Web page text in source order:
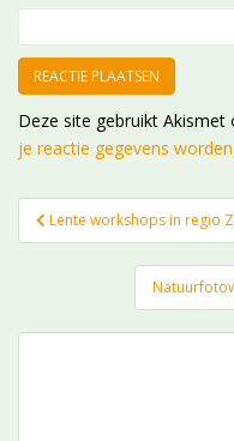
Deze site gebruikt
je reactie gegevens
Bericht
navigatie
Lente workshops in regio